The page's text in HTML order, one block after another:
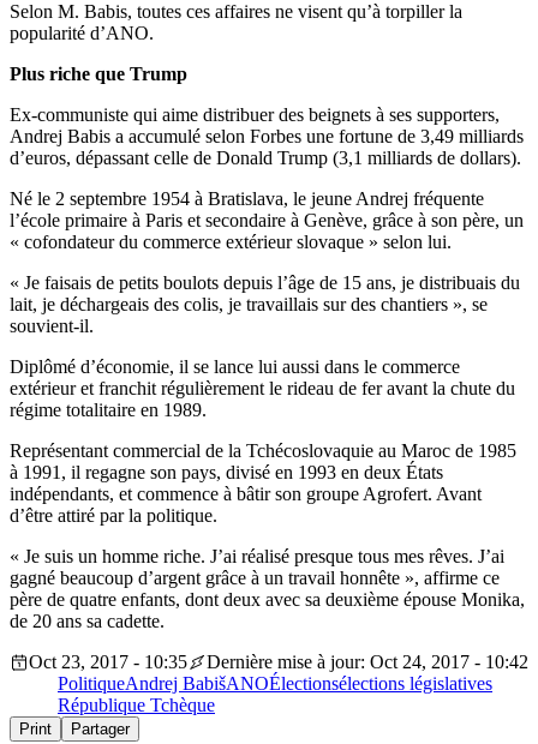
Selon M. Babis, toutes ces affaires ne visent qu’à torpiller la
popularité d’ANO.
Plus riche que Trump
Ex-communiste qui aime distribuer des beignets à ses supporters,
Andrej Babis a accumulé selon Forbes une fortune de 3,49 milliards
d’euros, dépassant celle de Donald Trump (3,1 milliards de dollars).
Né le 2 septembre 1954 à Bratislava, le jeune Andrej fréquente
l’école primaire à Paris et secondaire à Genève, grâce à son père, un
« cofondateur du commerce extérieur slovaque » selon lui.
« Je faisais de petits boulots depuis l’âge de 15 ans, je distribuais du
lait, je déchargeais des colis, je travaillais sur des chantiers », se
souvient-il.
Diplômé d’économie, il se lance lui aussi dans le commerce
extérieur et franchit régulièrement le rideau de fer avant la chute du
régime totalitaire en 1989.
Représentant commercial de la Tchécoslovaquie au Maroc de 1985
à 1991, il regagne son pays, divisé en 1993 en deux États
indépendants, et commence à bâtir son groupe Agrofert. Avant
d’être attiré par la politique.
« Je suis un homme riche. J’ai réalisé presque tous mes rêves. J’ai
gagné beaucoup d’argent grâce à un travail honnête », affirme ce
père de quatre enfants, dont deux avec sa deuxième épouse Monika,
de 20 ans sa cadette.
Oct 23, 2017 - 10:35
Dernière mise à jour: Oct 24, 2017 - 10:42
PolitiqueAndrej BabišANOÉlectionsélections législatives
République Tchèque
Print Partager